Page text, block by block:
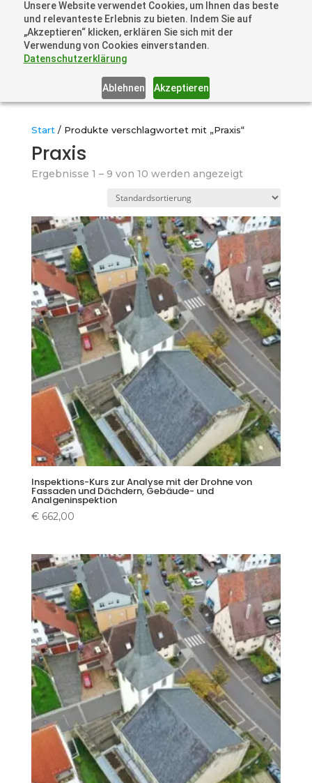
Unsere Website verwendet Cookies, um Ihnen das beste
und relevanteste Erlebnis zu bieten. Indem Sie auf
„Akzeptieren“ klicken, erklären Sie sich mit der
Verwendung von Cookies einverstanden.
Datenschutzerklärung
Ablehnen Akzeptieren
+41 44505 6667 oder +49 157 3598 0006
info@dronelions.academy
Start / Produkte verschlagwortet mit „Praxis“
Praxis
Ergebnisse 1 – 9 von 10 werden angezeigt
Inspektions-Kurs zur Analyse mit der Drohne von
Fassaden und Dächdern, Gebäude- und
Analgeninspektion
€662,00